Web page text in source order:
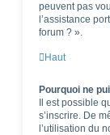
peuvent pas
l’assistance
forum ? ».
Haut
Pourquoi ne
Il est possible
s’inscrire. De
l’utilisation du